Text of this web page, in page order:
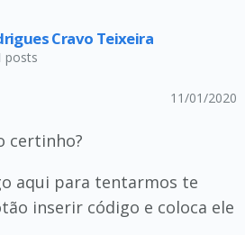
Cravo Teixeira
posts
11/01/2020
certinho?
aqui para tentarmos te
inserir código e coloca ele